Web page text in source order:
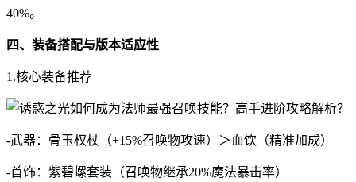
40%。
四、装备搭配与版本适应性
1.核心装备推荐
-武器：骨玉权杖（+15%召唤物攻速）＞血饮（精准加成）
-首饰：紫碧螺套装（召唤物继承20%魔法暴击率）